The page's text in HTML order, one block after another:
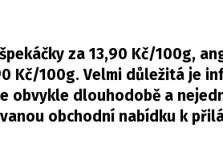
za 13,90 Kč/100g,
Kč/100g. Velmi důležitá je
obvykle dlouhodobě a
obchodní nabídku k